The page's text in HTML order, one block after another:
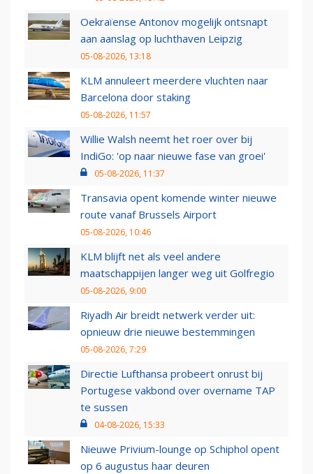
Oekraïense Antonov mogelijk ontsnapt
aan aanslag op luchthaven Leipzig
05-08-2026, 13:18
KLM annuleert meerdere vluchten naar
Barcelona door staking
05-08-2026, 11:57
Willie Walsh neemt het roer over bij
IndiGo: 'op naar nieuwe fase van groei'
05-08-2026, 11:37
Transavia opent komende winter nieuwe
route vanaf Brussels Airport
05-08-2026, 10:46
KLM blijft net als veel andere
maatschappijen langer weg uit Golfregio
05-08-2026, 9:00
Riyadh Air breidt netwerk verder uit:
opnieuw drie nieuwe bestemmingen
05-08-2026, 7:29
Directie Lufthansa probeert onrust bij
Portugese vakbond over overname TAP
te sussen
04-08-2026, 15:33
Nieuwe Privium-lounge op Schiphol opent
op 6 augustus haar deuren